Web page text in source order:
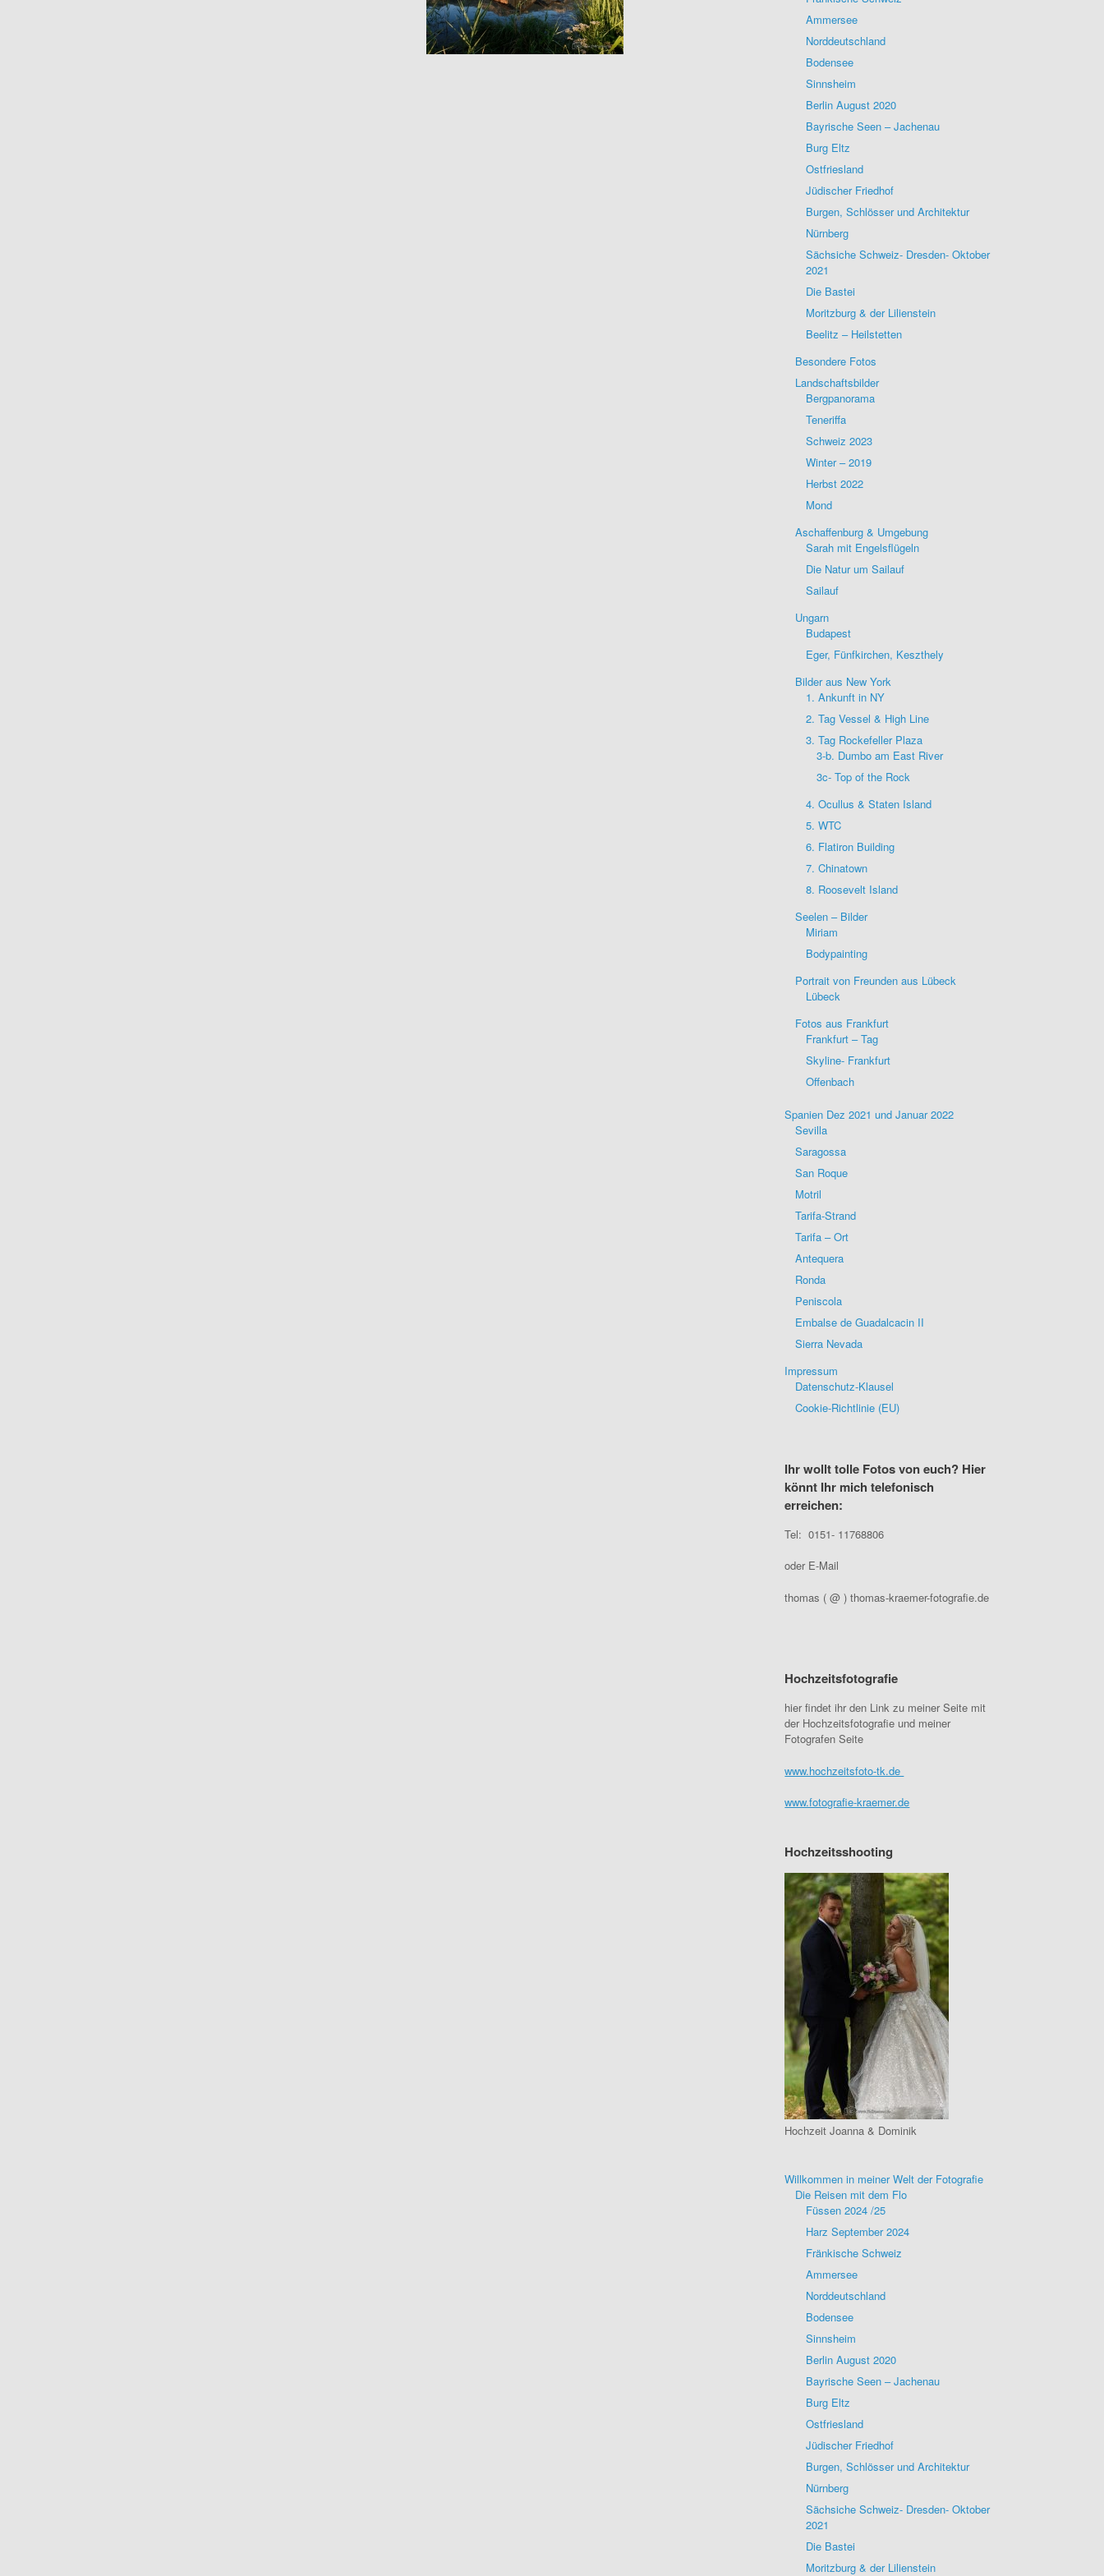
Ammersee
Norddeutschland
Bodensee
Sinnsheim
Berlin August 2020
Bayrische Seen – Jachenau
Burg Eltz
Ostfriesland
Jüdischer Friedhof
Burgen, Schlösser und Architektur
Nürnberg
Sächsiche Schweiz- Dresden- Oktober
2021
Die Bastei
Moritzburg & der Lilienstein
Beelitz – Heilstetten
Besondere Fotos
Landschaftsbilder
Bergpanorama
Teneriffa
Schweiz 2023
Winter – 2019
Herbst 2022
Mond
Aschaffenburg & Umgebung
Sarah mit Engelsflügeln
Die Natur um Sailauf
Sailauf
Ungarn
Budapest
Eger, Fünfkirchen, Keszthely
Bilder aus New York
1. Ankunft in NY
2. Tag Vessel & High Line
3. Tag Rockefeller Plaza
3-b. Dumbo am East River
3c- Top of the Rock
4. Ocullus & Staten Island
5. WTC
6. Flatiron Building
7. Chinatown
8. Roosevelt Island
Seelen – Bilder
Miriam
Bodypainting
Portrait von Freunden aus Lübeck
Lübeck
Fotos aus Frankfurt
Frankfurt – Tag
Skyline- Frankfurt
Offenbach
Spanien Dez 2021 und Januar 2022
Sevilla
Saragossa
San Roque
Motril
Tarifa-Strand
Tarifa – Ort
Antequera
Ronda
Peniscola
Embalse de Guadalcacin II
Sierra Nevada
Impressum
Datenschutz-Klausel
Cookie-Richtlinie (EU)
Ihr wollt tolle Fotos von euch? Hier
könnt Ihr mich telefonisch
erreichen:
Tel: 0151- 11768806
oder E-Mail
thomas ( @ ) thomas-kraemer-fotografie.de
Hochzeitsfotografie
hier findet ihr den Link zu meiner Seite mit
der Hochzeitsfotografie und meiner
Fotografen Seite
www.hochzeitsfoto-tk.de
www.fotografie-kraemer.de
Hochzeitsshooting
Hochzeit Joanna & Dominik
Willkommen in meiner Welt der Fotografie
Die Reisen mit dem Flo
Füssen 2024 /25
Harz September 2024
Fränkische Schweiz
Ammersee
Norddeutschland
Bodensee
Sinnsheim
Berlin August 2020
Bayrische Seen – Jachenau
Burg Eltz
Ostfriesland
Jüdischer Friedhof
Burgen, Schlösser und Architektur
Nürnberg
Sächsiche Schweiz- Dresden- Oktober
2021
Die Bastei
Moritzburg & der Lilienstein